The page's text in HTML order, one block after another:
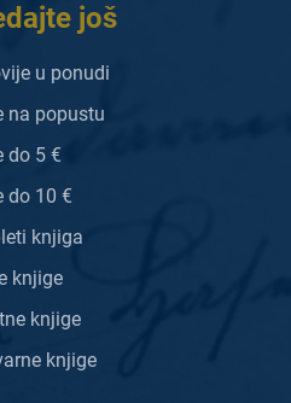
još
u ponudi
na popustu
do 5 €
do 10 €
knjiga
knjige
knjige
knjige